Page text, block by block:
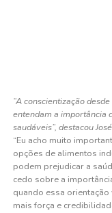
“A conscientização
entendam a importância
saudáveis”, destacou
“Eu acho muito
opções de alimentos
podem prejudicar a
cedo sobre a
quando essa
mais força e